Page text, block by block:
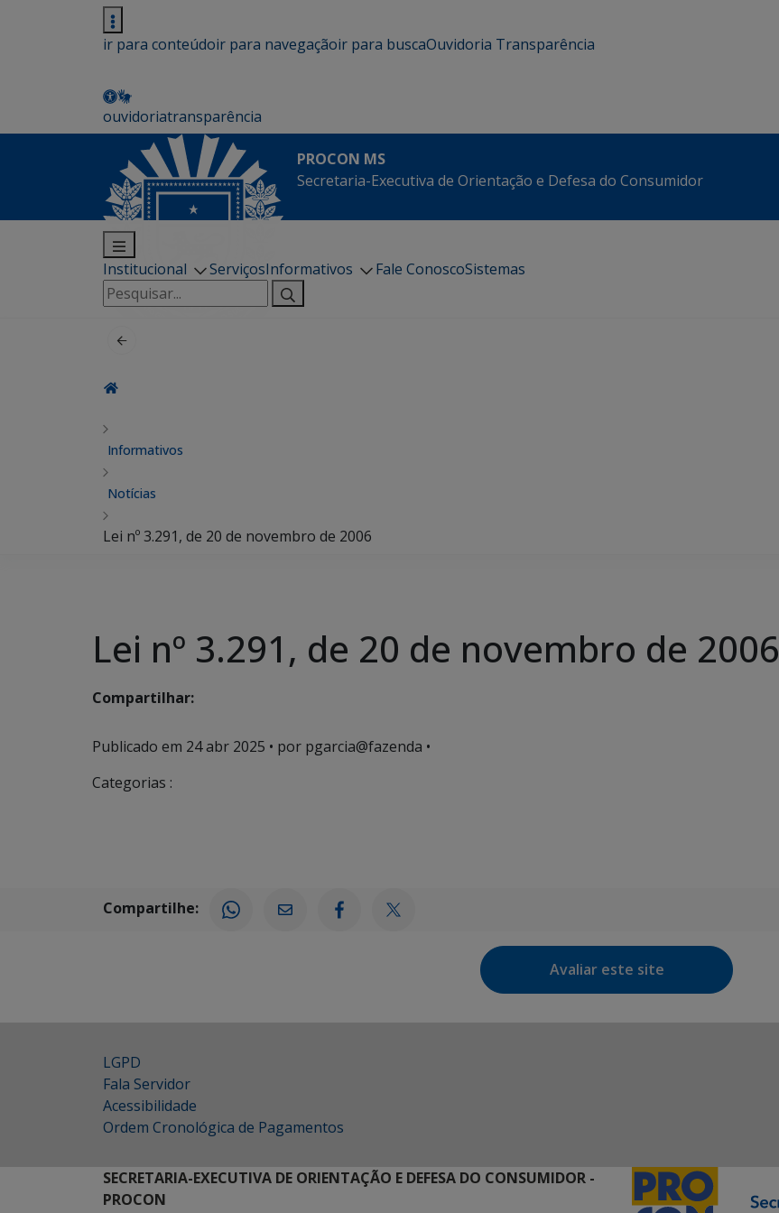
ir para conteúdoir para navegaçãoir para buscaOuvidoria Transparência
ouvidoriatransparência
PROCON MS
Secretaria-Executiva de Orientação e Defesa do Consumidor
Institucional ServiçosInformativos Fale ConoscoSistemas
Pesquisar
por:
Informativos
Notícias
Lei nº 3.291, de 20 de novembro de 2006
Lei nº 3.291, de 20 de novembro de 2006
Compartilhar:
Publicado em 24 abr 2025 • por pgarcia@fazenda •
Categorias :
Compartilhe:
Avaliar este site
LGPD
Fala Servidor
Acessibilidade
Ordem Cronológica de Pagamentos
SECRETARIA-EXECUTIVA DE ORIENTAÇÃO E DEFESA DO CONSUMIDOR -
PROCON